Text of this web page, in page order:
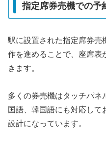
指定席券売機での予
駅に設置された指定席券売
作を進めることで、座席表
きます。
多くの券売機はタッチパネ
国語、韓国語にも対応して
設計になっています。